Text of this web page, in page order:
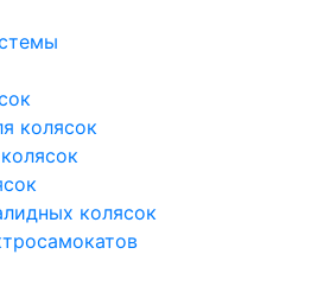
колясок
колясок